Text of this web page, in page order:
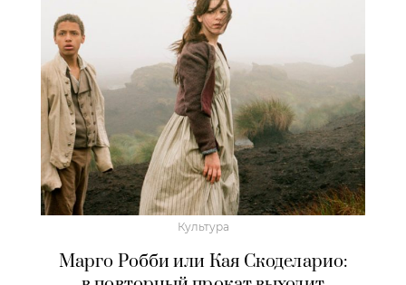
Культура
Марго Робби или Кая Скоделарио: